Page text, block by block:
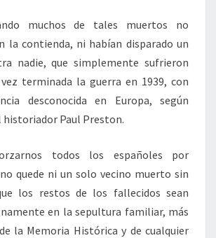
muchos de tales muertos no
la contienda, ni habían disparado un
nadie, que simplemente sufrieron
terminada la guerra en 1939, con
desconocida en Europa, según
historiador Paul Preston.
todos los españoles por
quede ni un solo vecino muerto sin
los restos de los fallecidos sean
en la sepultura familiar, más
la Memoria Histórica y de cualquier